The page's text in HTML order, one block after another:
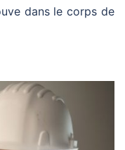
dans le corps de